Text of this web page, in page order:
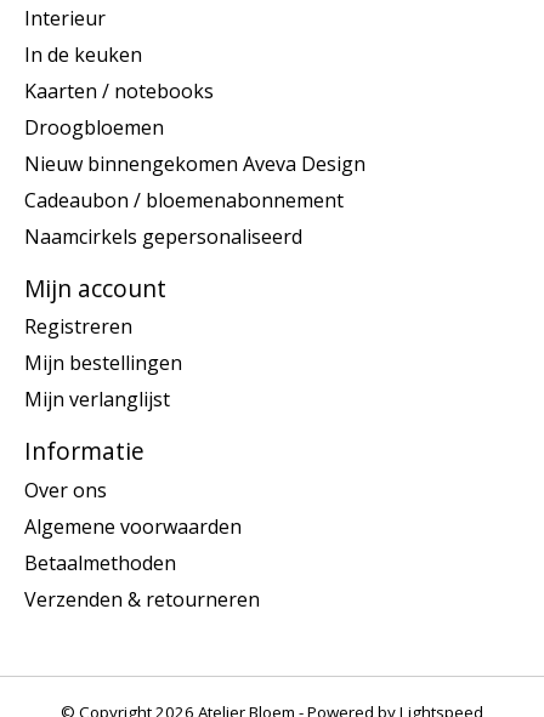
Interieur
In de keuken
Kaarten / notebooks
Droogbloemen
Nieuw binnengekomen Aveva Design
Cadeaubon / bloemenabonnement
Naamcirkels gepersonaliseerd
Mijn account
Registreren
Mijn bestellingen
Mijn verlanglijst
Informatie
Over ons
Algemene voorwaarden
Betaalmethoden
Verzenden & retourneren
© Copyright 2026 Atelier Bloem - Powered byLightspeed